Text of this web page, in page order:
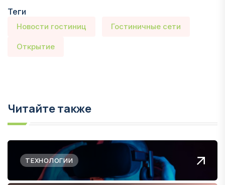
Теги
Новости гостиниц Гостиничные сети
Открытие
Читайте также
ТЕХНОЛОГИИ